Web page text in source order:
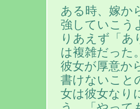
ある時、嫁か
強していこう
りあえず「あ
は複雑だった
彼女が厚意か
書けないこと
女は彼女なり